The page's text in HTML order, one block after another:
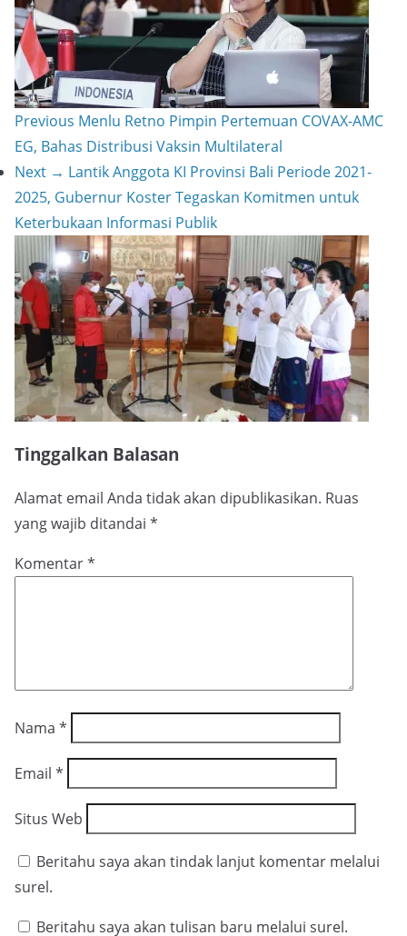
t
n
k
r
e
Previous Menlu Retno Pimpin Pertemuan COVAX-AMC
EG, Bahas Distribusi Vaksin Multilateral
Next → Lantik Anggota KI Provinsi Bali Periode 2021-
2025, Gubernur Koster Tegaskan Komitmen untuk
Keterbukaan Informasi Publik
Tinggalkan Balasan
Alamat email Anda tidak akan dipublikasikan. Ruas
yang wajib ditandai *
Komentar*
Nama *
Email *
Situs Web
Beritahu saya akan tindak lanjut komentar melalui
surel.
Beritahu saya akan tulisan baru melalui surel.